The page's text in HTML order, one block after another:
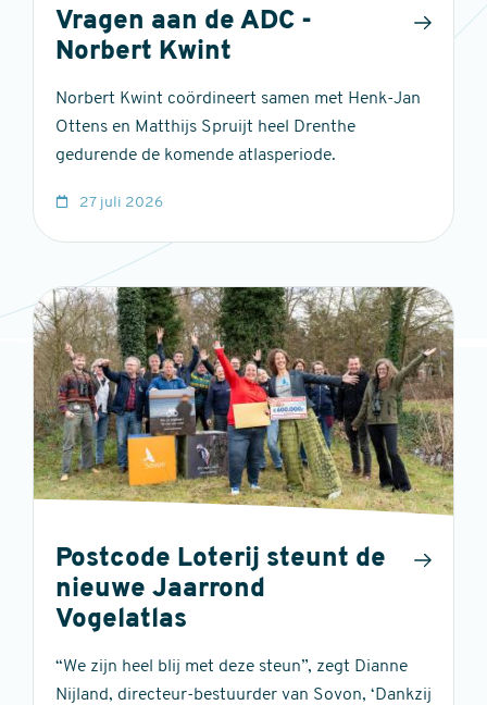
Vragen aan de ADC -
Norbert Kwint
Norbert Kwint coördineert samen met Henk-Jan
Ottens en Matthijs Spruijt heel Drenthe
gedurende de komende atlasperiode.
27 juli 2026
Postcode Loterij steunt de
nieuwe Jaarrond
Vogelatlas
“We zijn heel blij met deze steun”, zegt Dianne
Nijland, directeur-bestuurder van Sovon, ‘Dankzij